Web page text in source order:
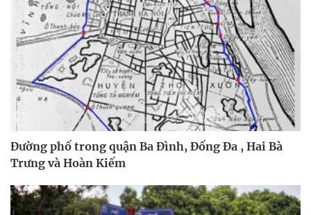
Đường phố trong quận Ba Đình, Đống Đa , Hai Bà
Trưng và Hoàn Kiếm